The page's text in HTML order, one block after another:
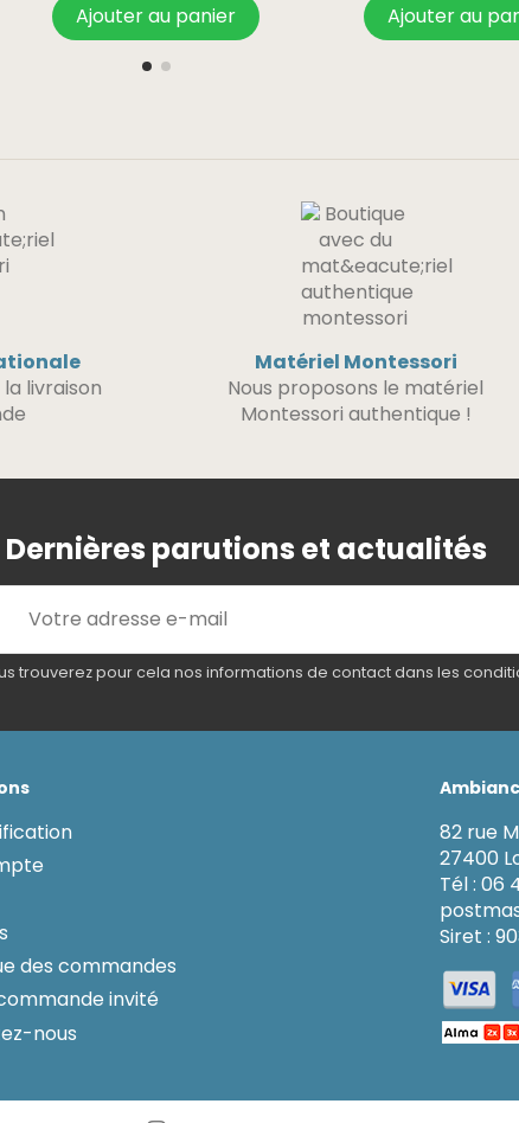
Ajouter au panier Ajouter au
livraison
Matériel Montessori
Nous proposons le matériel
Montessori authentique !
Dernières parutions et actualités
trouverez pour cela nos informations de contact dans les
des commandes
invité
nous
82 rue
27400
Tél : 06
Siret :